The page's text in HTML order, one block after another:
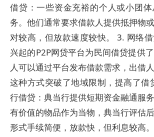
借贷：一些资金充裕的个人或小团
务。他们通常要求借款人提供抵押物
对较高，但放款速度较快。 3. 网络
兴起的P2P网贷平台为民间借贷提供
人可以通过平台发布借款需求，出借
这种方式突破了地域限制，提高了借
行借贷：典当行提供短期资金融通服
有价值的物品作为当物，典当行评估
形式手续简便，放款快，但利息较高。